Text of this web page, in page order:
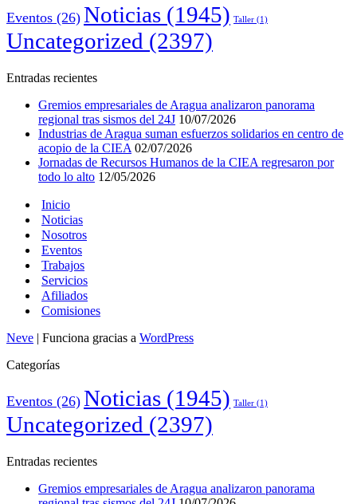
Eventos (26) Noticias (1945) Taller (1)
Uncategorized (2397)
Entradas recientes
Gremios empresariales de Aragua analizaron panorama
regional tras sismos del 24J 10/07/2026
Industrias de Aragua suman esfuerzos solidarios en centro de
acopio de la CIEA 02/07/2026
Jornadas de Recursos Humanos de la CIEA regresaron por
todo lo alto 12/05/2026
Inicio
Noticias
Nosotros
Eventos
Trabajos
Servicios
Afiliados
Comisiones
Neve | Funciona gracias a WordPress
Categorías
Eventos (26) Noticias (1945) Taller (1)
Uncategorized (2397)
Entradas recientes
Gremios empresariales de Aragua analizaron panorama